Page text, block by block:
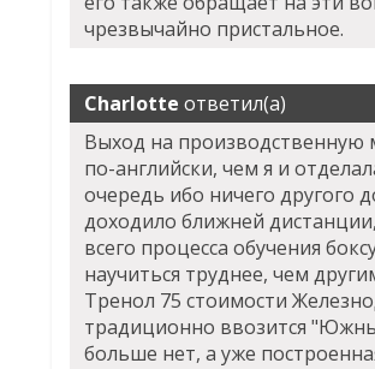
чрезвычайно пристальное.
Charlotte ответил(а)
Выход на производственную
по-английски, чем я и
очередь ибо ничего другого
доходило ближней
всего процесса обучения
научиться труднее, чем
Тренол 75 стоимости
традиционно ввозится
больше нет, а уже